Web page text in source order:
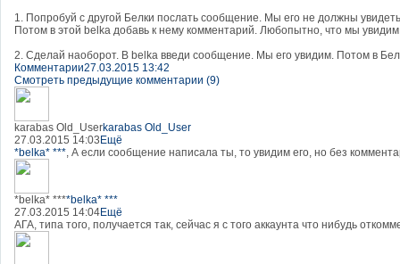
1. Попробуй с другой Белки послать сообщение. Мы его не должны
Потом в этой belka добавь к нему комментарий. Любопытно, что мы
2. Сделай наоборот. В belka введи сообщение. Мы его увидим. Потом в
Комментарии27.03.2015 13:42
Смотреть предыдущие комментарии (9)
karabas Old_Userkarabas Old_User
27.03.2015 14:03 Ещё
*belka* ***, А если сообщение написала ты, то увидим его, но без
*belka* ****belka* ***
27.03.2015 14:04Ещё
АГА, типа того, получается так, сейчас я с того аккаунта что нибудь